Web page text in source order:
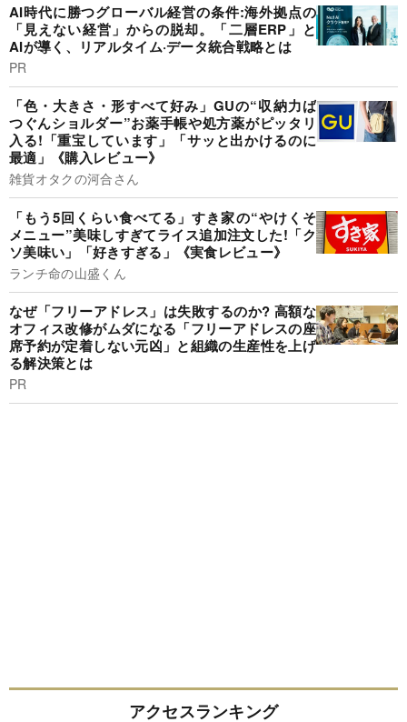
AI時代に勝つグローバル経営の条件:海外拠点の
「見えない経営」からの脱却。「二層ERP」と
AIが導く、リアルタイム·データ統合戦略とは
PR
「色・大きさ・形すべて好み」GUの“収納力ば
つぐんショルダー”お薬手帳や処方薬がピッタリ
入る!「重宝しています」「サッと出かけるのに
最適」《購入レビュー》
雑貨オタクの河合さん
「もう5回くらい食べてる」すき家の“やけくそ
メニュー”美味しすぎてライス追加注文した!「ク
ソ美味い」「好きすぎる」《実食レビュー》
ランチ命の山盛くん
なぜ「フリーアドレス」は失敗するのか? 高額な
オフィス改修がムダになる「フリーアドレスの座
席予約が定着しない元凶」と組織の生産性を上げ
る解決策とは
PR
アクセスランキング